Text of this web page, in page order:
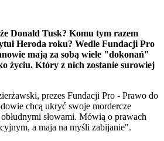
Donald Tusk? Komu tym razem
Heroda roku? Wedle Fundacji Pro
mają za sobą wiele "dokonań"
życiu. Który z nich zostanie surowiej
prezes Fundacji Pro - Prawo do
chcą ukryć swoje mordercze
słowami. Mówią o prawach
a maja na myśli zabijanie".